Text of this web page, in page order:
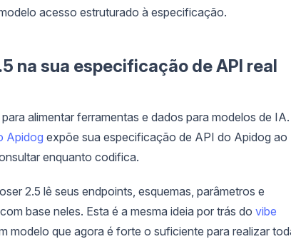
acesso estruturado à especificação.
na sua especificação de API real
alimentar ferramentas e dados para modelos de
Apidog expõe sua especificação de API do Apidog ao
enquanto codifica.
2.5 lê seus endpoints, esquemas, parâmetros e
base neles. Esta é a mesma ideia por trás do vibe
modelo que agora é forte o suficiente para realizar